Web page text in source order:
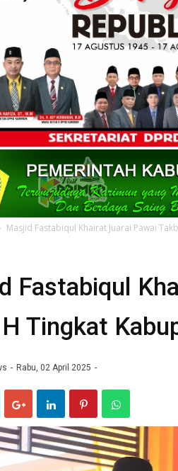
Masjid Fastabiqul Khairat Juarai Pawai
Fastabiqul
Tingkat
Rabu, 02 April 2025